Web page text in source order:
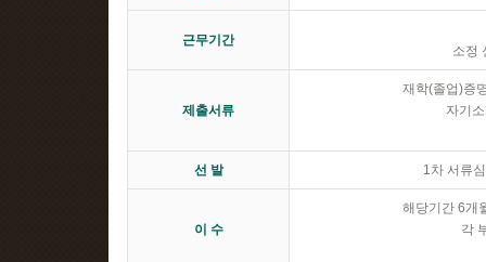
근무기간
소정
제출서류
재학(졸업)증
자기
선 발 1차 서류
이 수
해당기간 6개
각